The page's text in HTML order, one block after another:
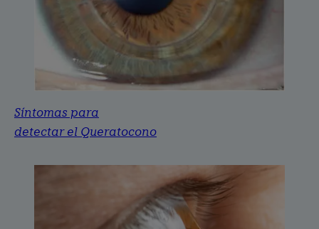
Síntomas para
detectar el Queratocono